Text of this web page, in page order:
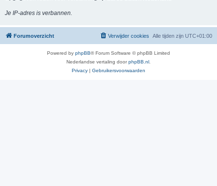
Je IP-adres is verbannen.
Forumoverzicht Alle tijden zijn UTC+01:00
Verwijder cookies
Powered by phpBB® Forum Software © phpBB Limited
Nederlandse vertaling doorphpBB.nl
Privacy | Gebruikersvoorwaarden